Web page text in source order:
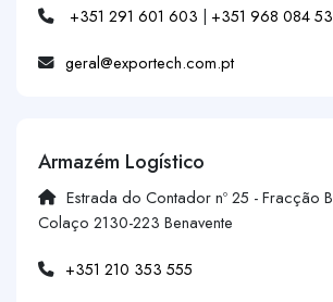
+351 291 601 603 | +351 968 084
geral@exportech.com.pt
Armazém Logístico
Estrada do Contador nº 25 - Fracção
Colaço 2130-223 Benavente
+351 210 353 555